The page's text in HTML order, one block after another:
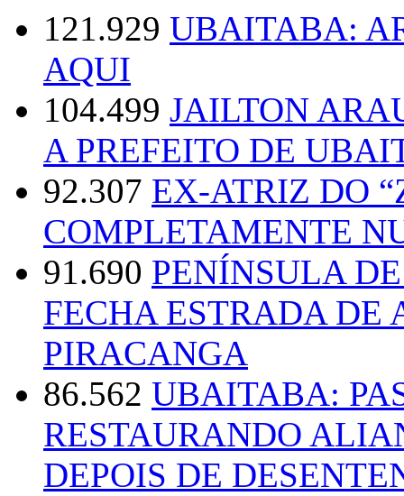
121.929 UBAITABA:
AQUI
104.499 JAILTON
A PREFEITO DE
92.307 EX-ATRIZ DO
COMPLETAMENTE
91.690 PENÍNSULA
FECHA ESTRADA DE
PIRACANGA
86.562 UBAITABA:
RESTAURANDO
DEPOIS DE